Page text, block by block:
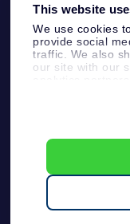
This website
We use cookies
provide social
traffic. We also
our site with our
information that
公司禮品
One Million
OSR
配送信息
退貨政策
KVK:
一般條款